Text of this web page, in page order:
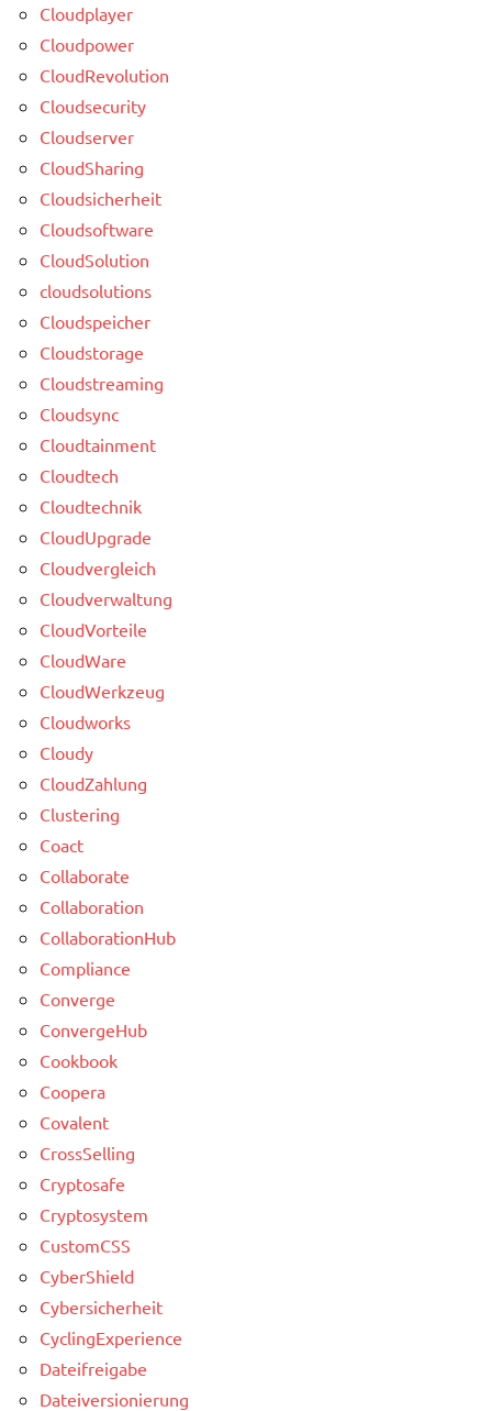
Cloudplayer
Cloudpower
CloudRevolution
Cloudsecurity
Cloudserver
CloudSharing
Cloudsicherheit
Cloudsoftware
CloudSolution
cloudsolutions
Cloudspeicher
Cloudstorage
Cloudstreaming
Cloudsync
Cloudtainment
Cloudtech
Cloudtechnik
CloudUpgrade
Cloudvergleich
Cloudverwaltung
CloudVorteile
CloudWare
CloudWerkzeug
Cloudworks
Cloudy
CloudZahlung
Clustering
Coact
Collaborate
Collaboration
CollaborationHub
Compliance
Converge
ConvergeHub
Cookbook
Coopera
Covalent
CrossSelling
Cryptosafe
Cryptosystem
CustomCSS
CyberShield
Cybersicherheit
CyclingExperience
Dateifreigabe
Dateiversionierung